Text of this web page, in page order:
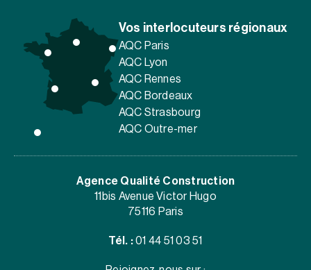
Vos interlocuteurs régionaux
AQC Paris
AQC Lyon
AQC Rennes
AQC Bordeaux
AQC Strasbourg
AQC Outre-mer
Agence Qualité Construction
11bis Avenue Victor Hugo
75116 Paris
Tél. : 01 44 51 03 51